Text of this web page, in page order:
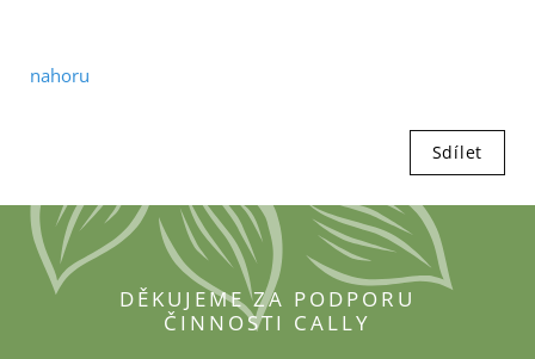
nahoru
Sdílet
DĚKUJEME ZA PODPORU
ČINNOSTI CALLY